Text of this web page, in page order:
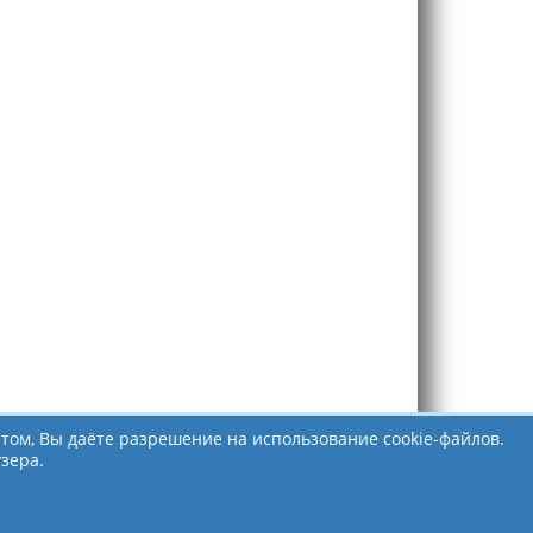
Вы даёте разрешение на использование cookie-файлов.